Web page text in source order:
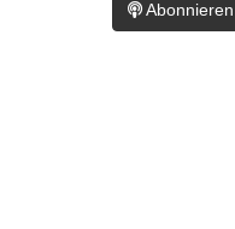
Abonnieren